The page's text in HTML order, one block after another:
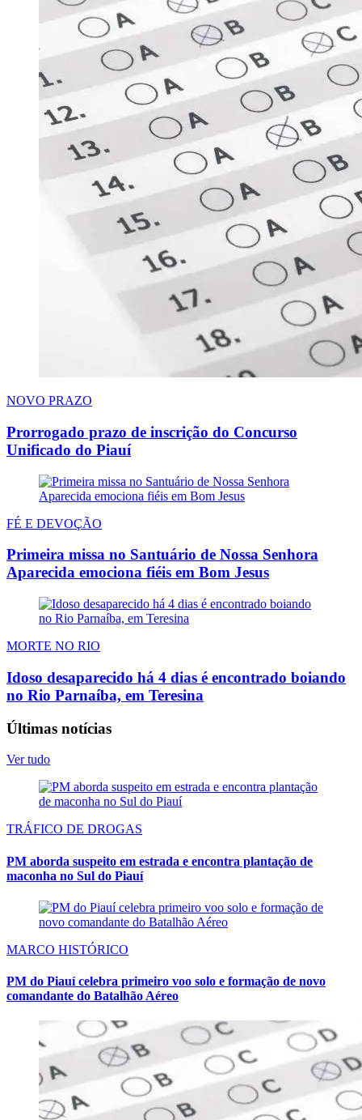
NOVO PRAZO
Prorrogado prazo de inscrição do Concurso
Unificado do Piauí
FÉ E DEVOÇÃO
Primeira missa no Santuário de Nossa Senhora
Aparecida emociona fiéis em Bom Jesus
MORTE NO RIO
Idoso desaparecido há 4 dias é encontrado boiando
no Rio Parnaíba, em Teresina
Últimas notícias
Ver tudo
TRÁFICO DE DROGAS
PM aborda suspeito em estrada e encontra plantação de
maconha no Sul do Piauí
MARCO HISTÓRICO
PM do Piauí celebra primeiro voo solo e formação de novo
comandante do Batalhão Aéreo